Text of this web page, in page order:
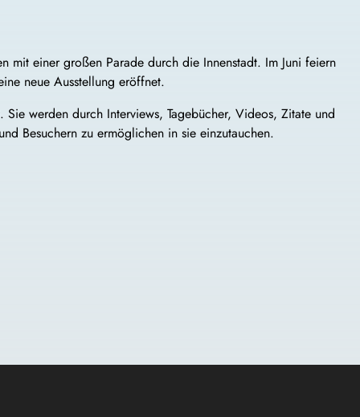
mit einer großen Parade durch die Innenstadt. Im Juni feiern
neue Ausstellung eröffnet.
werden durch Interviews, Tagebücher, Videos, Zitate und
Besuchern zu ermöglichen in sie einzutauchen.